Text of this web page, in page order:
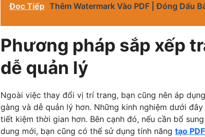
Đọc Tiếp Thêm Watermark Vào PDF | Đóng Dấu
Phương pháp sắp xếp
dễ quản lý
Ngoài việc thay đổi vị trí trang, bạn cũng nên áp
gàng và dễ quản lý hơn. Những kinh nghiệm dưới
tiết kiệm thời gian hơn. Bên cạnh đó, nếu cần bổ
dung mới, bạn cũng có thể sử dụng tính năng tạo